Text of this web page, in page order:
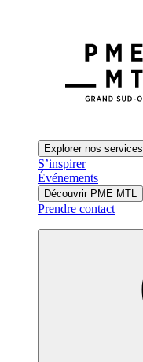
Explorer nos services
S’inspirer
Événements
Découvrir PME MTL
Prendre contact